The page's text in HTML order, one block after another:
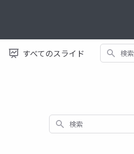
すべてのスライド 検索
検索